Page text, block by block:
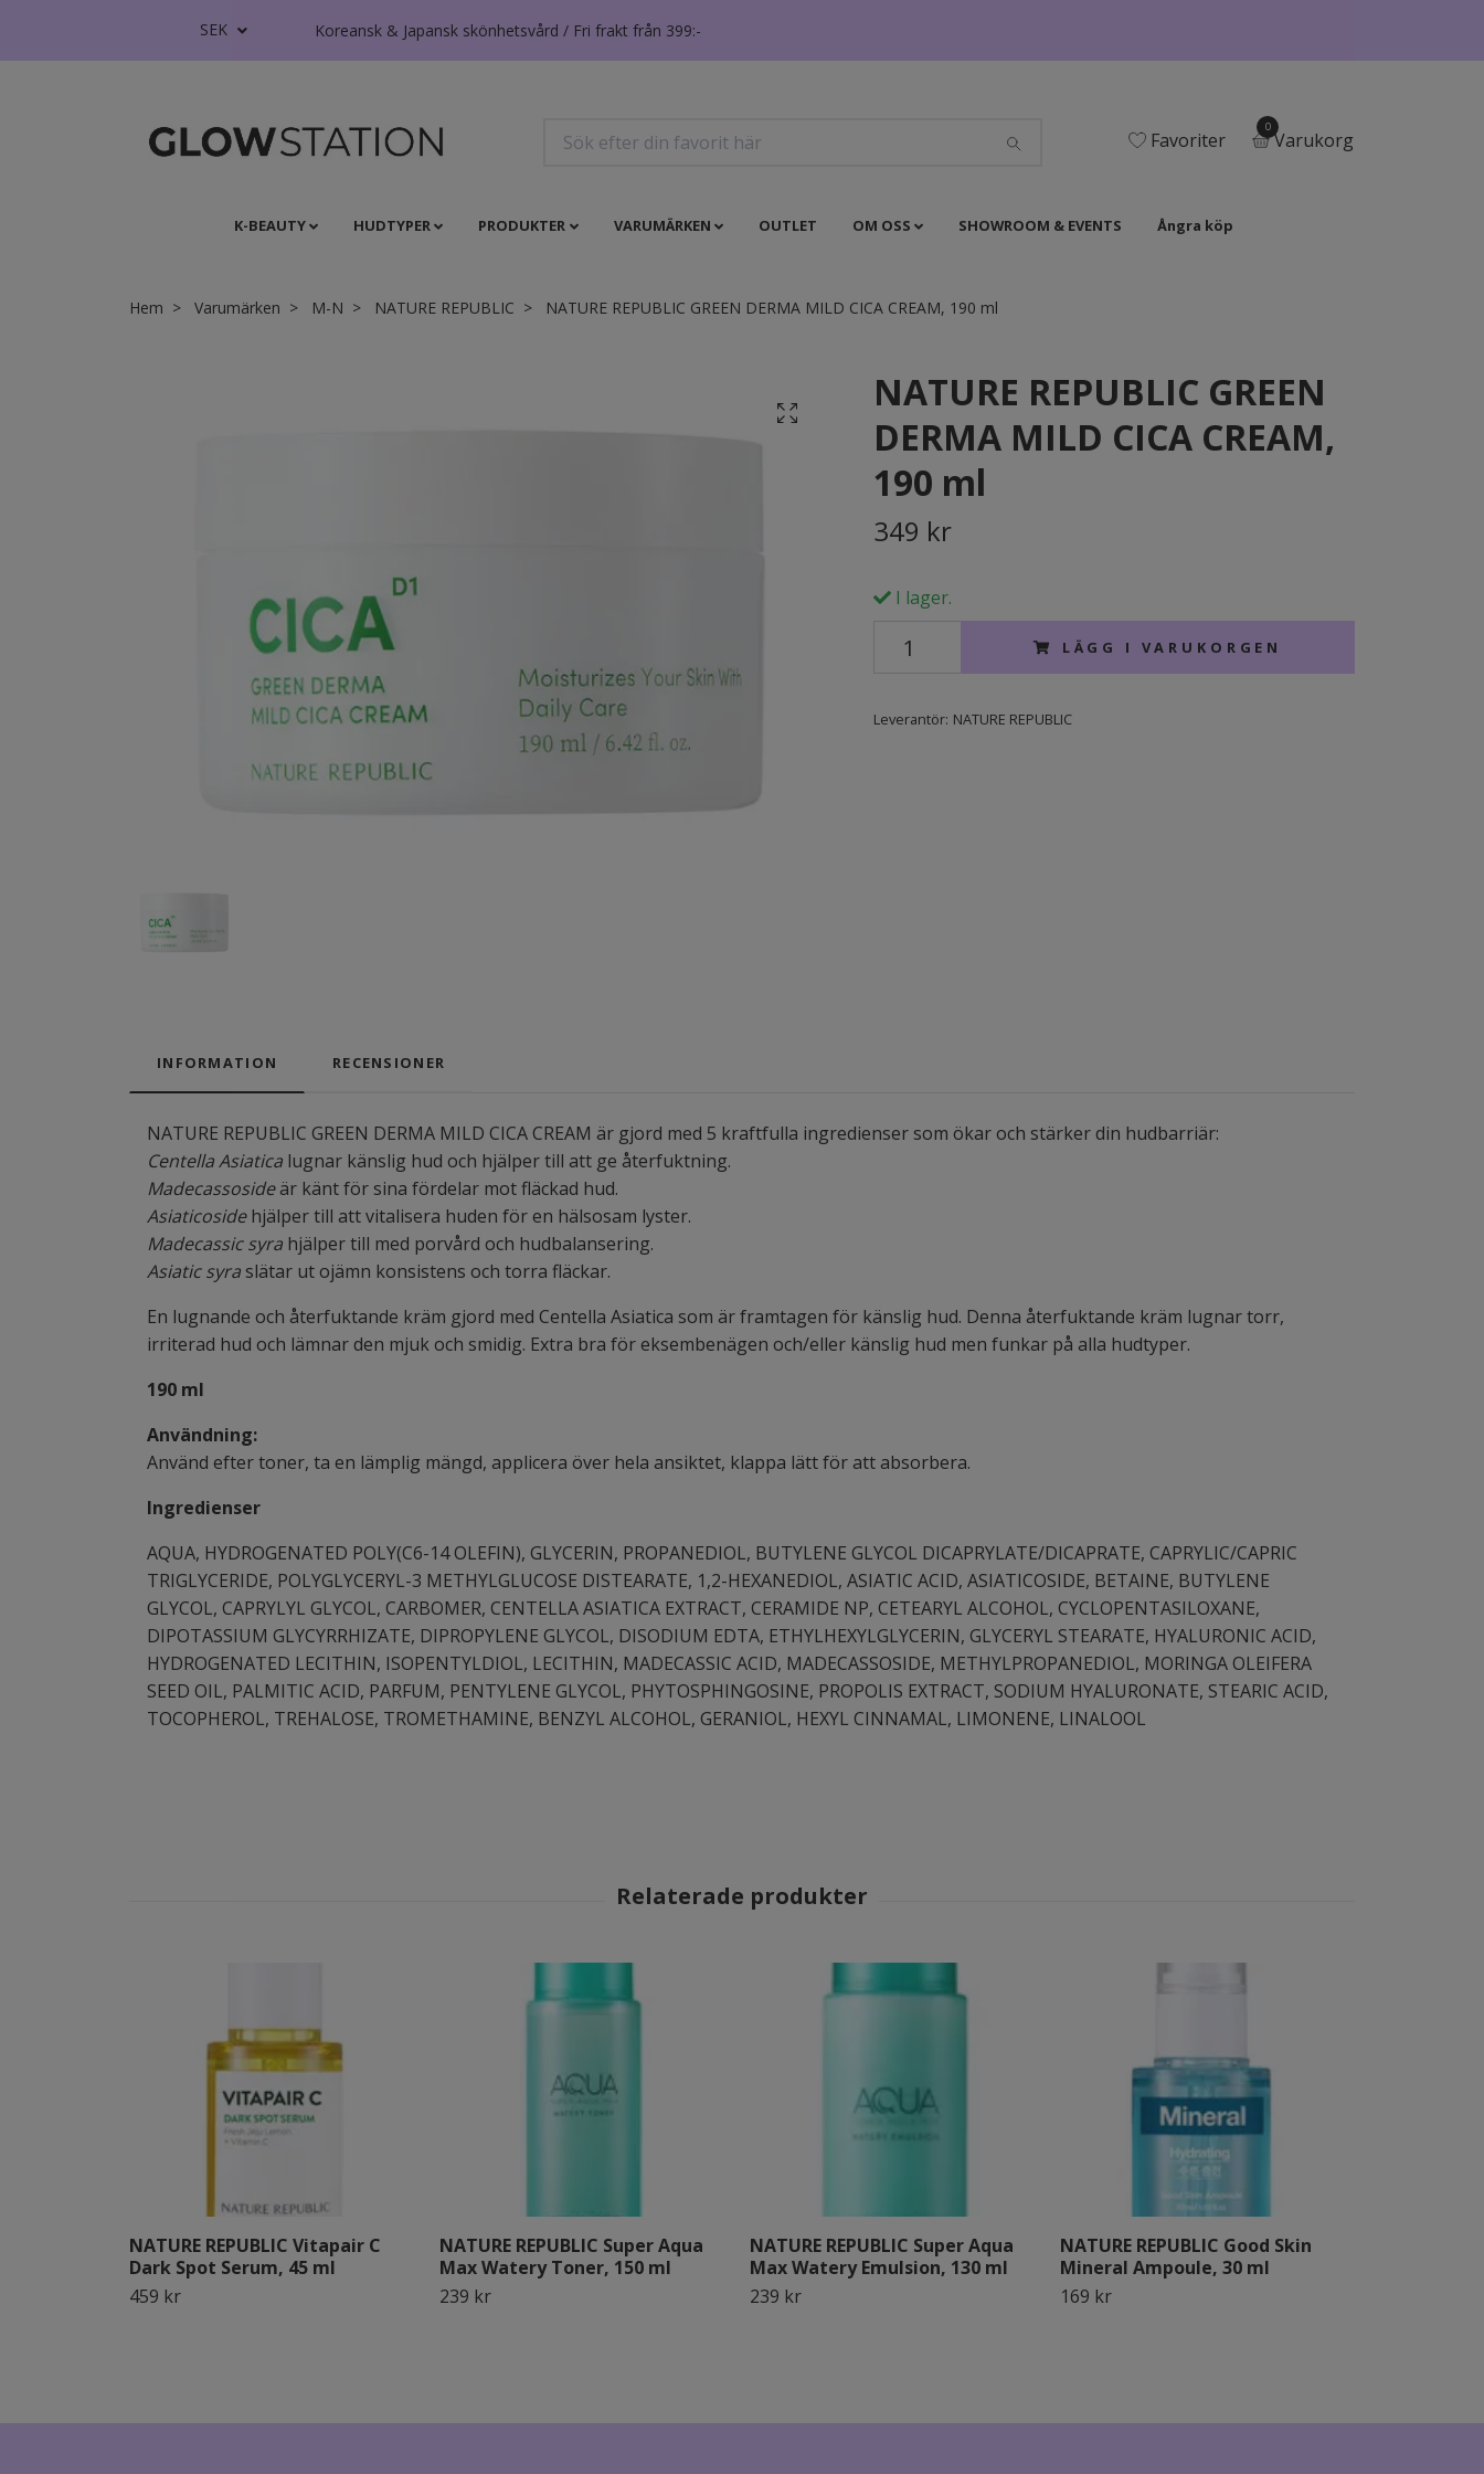
SEK Koreansk & Japansk skönhetsvård / Fri frakt från 399:-
Favoriter
0
Varukorg
K-BEAUTY HUDTYPER PRODUKTER VARUMÄRKEN OUTLET OM OSS SHOWROOM & EVENTS Ångra köp
Hem Varumärken M-N NATURE REPUBLIC NATURE REPUBLIC GREEN DERMA MILD CICA CREAM, 190 ml
NATURE REPUBLIC GREEN
DERMA MILD CICA CREAM,
190 ml
349 kr
I lager.
LÄGG I VARUKORGEN
Leverantör: NATURE REPUBLIC
INFORMATION RECENSIONER
NATURE REPUBLIC GREEN DERMA MILD CICA CREAM är gjord med 5 kraftfulla ingredienser som ökar och stärker din hudbarriär:
Centella Asiatica lugnar känslig hud och hjälper till att ge återfuktning.
Madecassosideär känt för sina fördelar mot fläckad hud.
Asiaticosidehjälper till att vitalisera huden för en hälsosam lyster.
Madecassic syra hjälper till med porvård och hudbalansering.
Asiatic syra slätar ut ojämn konsistens och torra fläckar.
En lugnande och återfuktande kräm gjord med Centella Asiatica som är framtagen för känslig hud. Denna återfuktande kräm lugnar torr,
irriterad hud och lämnar den mjuk och smidig. Extra bra för eksembenägen och/eller känslig hud men funkar på alla hudtyper.
190 ml
Användning:
Använd efter toner, ta en lämplig mängd, applicera över hela ansiktet, klappa lätt för att absorbera.
Ingredienser
AQUA, HYDROGENATED POLY(C6-14 OLEFIN), GLYCERIN, PROPANEDIOL, BUTYLENE GLYCOL DICAPRYLATE/DICAPRATE, CAPRYLIC/CAPRIC
TRIGLYCERIDE, POLYGLYCERYL-3 METHYLGLUCOSE DISTEARATE, 1,2-HEXANEDIOL, ASIATIC ACID, ASIATICOSIDE, BETAINE, BUTYLENE
GLYCOL, CAPRYLYL GLYCOL, CARBOMER, CENTELLA ASIATICA EXTRACT, CERAMIDE NP, CETEARYL ALCOHOL, CYCLOPENTASILOXANE,
DIPOTASSIUM GLYCYRRHIZATE, DIPROPYLENE GLYCOL, DISODIUM EDTA, ETHYLHEXYLGLYCERIN, GLYCERYL STEARATE, HYALURONIC ACID,
HYDROGENATED LECITHIN, ISOPENTYLDIOL, LECITHIN, MADECASSIC ACID, MADECASSOSIDE, METHYLPROPANEDIOL, MORINGA OLEIFERA
SEED OIL, PALMITIC ACID, PARFUM, PENTYLENE GLYCOL, PHYTOSPHINGOSINE, PROPOLIS EXTRACT, SODIUM HYALURONATE, STEARIC ACID,
TOCOPHEROL, TREHALOSE, TROMETHAMINE, BENZYL ALCOHOL, GERANIOL, HEXYL CINNAMAL, LIMONENE, LINALOOL
NATURE REPUBLIC Vitapair C
Dark Spot Serum, 45 ml
459 kr
NATURE REPUBLIC Super Aqua
Max Watery Toner, 150 ml
239 kr
NATURE REPUBLIC Super Aqua
Max Watery Emulsion, 130 ml
239 kr
NATURE REPUBLIC Good Skin
Mineral Ampoule, 30 ml
169 kr